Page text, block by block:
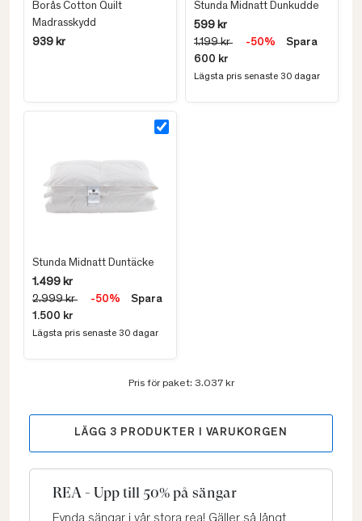
Borås Cotton Quilt
Madrasskydd
939 kr
Stunda Midnatt Dunkudde
599 kr
1.199 kr
-50%
Spara
600 kr
Lägsta pris senaste 30 dagar
Stunda Midnatt Duntäcke
1.499 kr
2.999 kr
-50%
Spara
1.500 kr
Lägsta pris senaste 30 dagar
Pris för paket: 3.037 kr
LÄGG 3 PRODUKTER I VARUKORGEN
REA - Upp till 50% på sängar